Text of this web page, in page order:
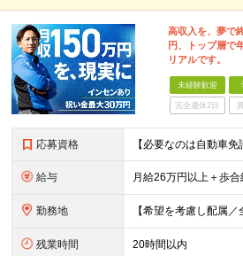
高収入を、夢で
円、トップ層で
リアルです。
未経験歓迎
完全週休2日
応募資格
給与
勤務地
残業時間 20時間以内